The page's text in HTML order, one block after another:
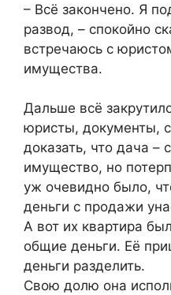
– Всё закончено. Я
развод, – спокойно
встречаюсь с
имущества.
Дальше всё
юристы, документы,
доказать, что дача –
имущество, но
уж очевидно было,
деньги с продажи
А вот их квартира
общие деньги. Её
деньги разделить.
Свою долю она